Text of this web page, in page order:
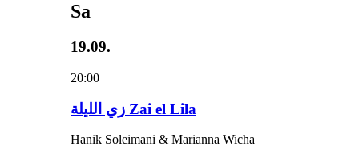
Sa
19.09.
20:00
زي‌ اللیلة Zai el Lila
Hanik Soleimani & Marianna Wicha